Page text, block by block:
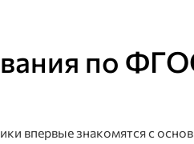
по
впервые знакомятся с